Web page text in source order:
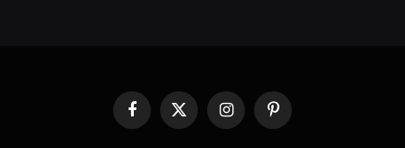
FacebookX
(Twitter)
InstagramPinterest